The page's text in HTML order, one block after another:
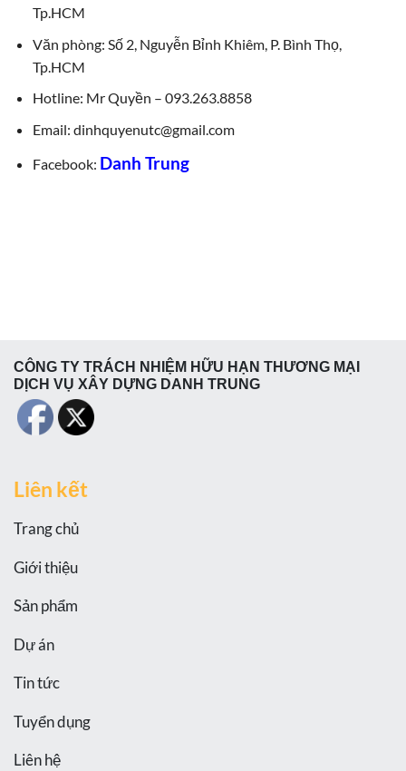
Tp.HCM
Văn phòng: Số 2, Nguyễn Bỉnh Khiêm, P. Bình Thọ,
Tp.HCM
Hotline: Mr Quyền – 093.263.8858
Email: dinhquyenutc@gmail.com
Facebook: Danh Trung
CÔNG TY TRÁCH NHIỆM HỮU HẠN THƯƠNG MẠI
DỊCH VỤ XÂY DỰNG DANH TRUNG
Liên kết
Trang chủ
Giới thiệu
Sản phẩm
Dự án
Tin tức
Tuyển dụng
Liên hệ